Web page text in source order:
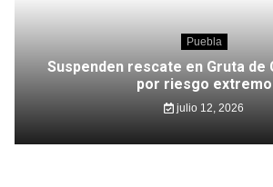
Puebla
Suspenden rescate en Gruta de
por riesgo extremo
julio 12, 2026